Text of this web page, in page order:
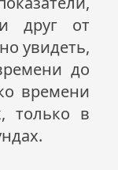
друг от
увидеть,
до
времени
только в